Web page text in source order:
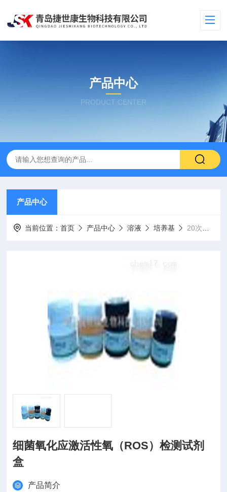
产品中心
PRODUCT CENTER
产品中心
当前位置：首页 产品中心 溶液 培养基 20次细菌氧化应激活性氧（ROS）检测试剂盒
细菌氧化应激活性氧（ROS）检测试剂
盒
产品简介